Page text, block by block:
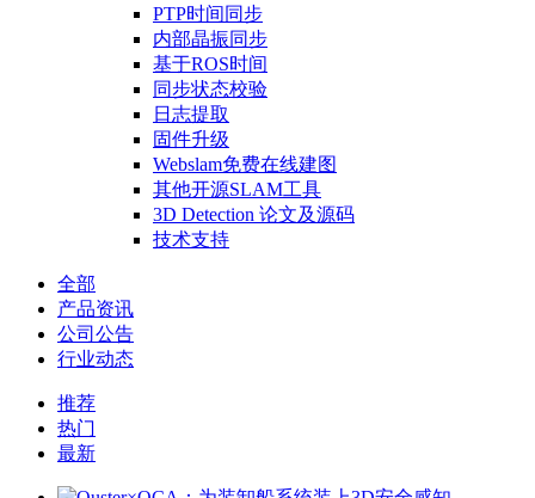
PTP时间同步
内部晶振同步
基于ROS时间
同步状态校验
日志提取
固件升级
Webslam免费在线建图
其他开源SLAM工具
3D Detection 论文及源码
技术支持
全部
产品资讯
公司公告
行业动态
推荐
热门
最新